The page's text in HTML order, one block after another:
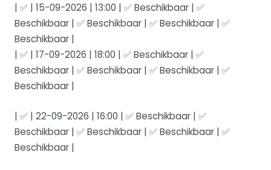
| ✅ | 15-09-2026 | 13:00 | ✅ Beschikbaar | ✅
Beschikbaar | ✅ Beschikbaar | ✅ Beschikbaar | ✅
Beschikbaar |
| ✅ | 17-09-2026 | 18:00 | ✅ Beschikbaar | ✅
Beschikbaar | ✅ Beschikbaar | ✅ Beschikbaar | ✅
Beschikbaar |
| ✅ | 22-09-2026 | 16:00 | ✅ Beschikbaar | ✅
Beschikbaar | ✅ Beschikbaar | ✅ Beschikbaar | ✅
Beschikbaar |